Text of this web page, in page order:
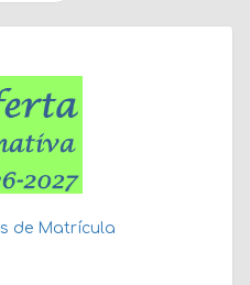
de Matrícula